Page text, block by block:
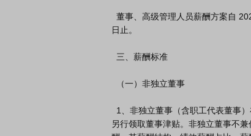
日止。
另行领取董事津贴。非独立董事不